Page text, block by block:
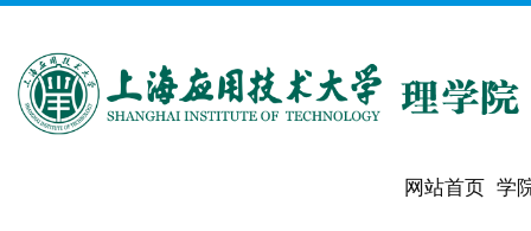
网站首页 学